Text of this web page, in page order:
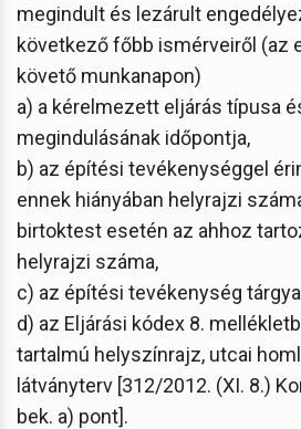
megindult és lezárult
következő főbb ismérveiről (az
követő munkanapon)
a) a kérelmezett eljárás típusa
megindulásának időpontja,
b) az építési tevékenységgel
ennek hiányában helyrajzi
birtoktest esetén az ahhoz
helyrajzi száma,
c) az építési tevékenység
d) az Eljárási kódex 8.
tartalmú helyszínrajz, utcai
látványterv [312/2012. (XI. 8.)
bek. a) pont].